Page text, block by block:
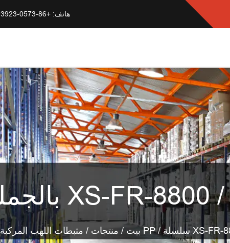
هاتف: +86-0573-89103923 / +86 182 6841 1181
بيت / منتجات / مثبطات اللهب المركبة مثبطات اللهب المركبة لـ PP/